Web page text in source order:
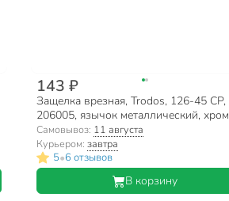
143 ₽
Защелка врезная, Trodos, 126-45 CP,
206005, язычок металлический, хром
Самовывоз: 11 августа
Курьером: завтра
5•6 отзывов
В корзину